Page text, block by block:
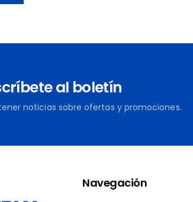
al boletín
noticias sobre ofertas y promociones.
Navegación